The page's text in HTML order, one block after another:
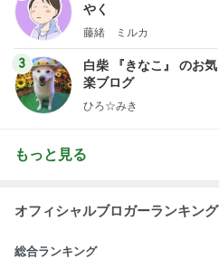
やく
藤緒 ミルカ
3
白柴 『きなこ』 のお気
楽ブログ
ひろ☆みき
もっと見る
オフィシャルブロガーランキング
総合ランキング